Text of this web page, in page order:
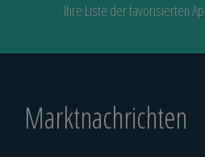
Ihre Liste der favorisierten
Marktnachrichten